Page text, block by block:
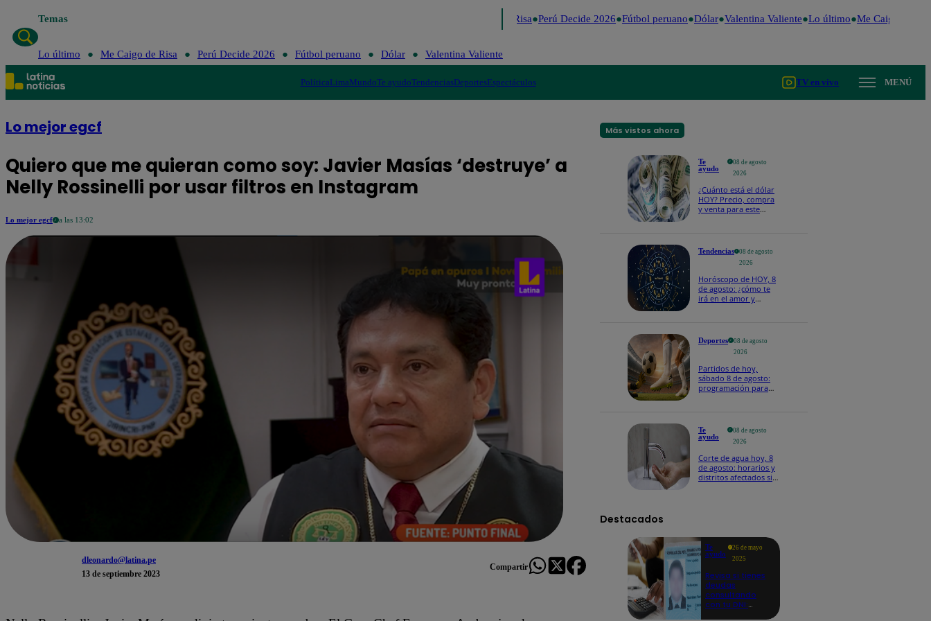
Temas Me Caigo de Risa Perú Decide 2026 Fútbol peruano Dólar Valentina Valiente Lo último Me Caigo de Risa
Lo último Me Caigo de Risa Perú Decide 2026 Fútbol peruano Dólar Valentina Valiente
PolíticaLimaMundoTe ayudoTendenciasDeportesEspectáculos TV en vivo MENÚ
Lo mejor egcf
Quiero que me quieran como soy: Javier Masías ‘destruye’ a
Nelly Rossinelli por usar filtros en Instagram
Lo mejor egcf a las 13:02
dleonardo@latina.pe
13 de septiembre 2023
Compartir
Más vistos ahora
Te
ayudo
08 de agosto
2026
¿Cuánto está el dólar
HOY? Precio, compra
y venta para este
Tendencias
08 de agosto
2026
Horóscopo de HOY, 8
de agosto: ¿cómo te
irá en el amor y
Deportes
08 de agosto
2026
Partidos de hoy,
sábado 8 de agosto:
programación para
Te
ayudo
08 de agosto
2026
Corte de agua hoy, 8
de agosto: horarios y
distritos afectados sin
Destacados
Te
ayudo
26 de mayo
2025
Revisa si tienes
deudas
consultando
con tu DNI: